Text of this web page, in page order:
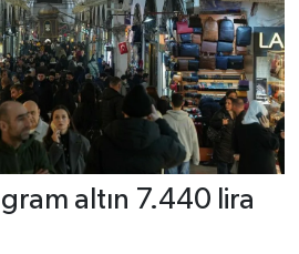
gram altın 7.440 lira